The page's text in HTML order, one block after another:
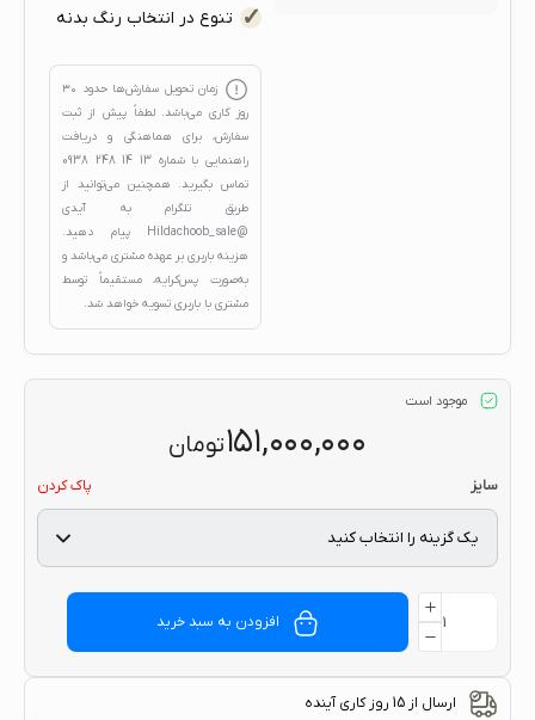
تنوع در انتخاب رنگ بدنه
زمان تحویل سفارش‌ها حدود ۳۰
روز کاریمی‌باشد. لطفاً پیش از ثبت
سفارش، برای هماهنگی و دریافت
راهنمایی با شماره 13 14 248 0938
تماس بگیرید. همچنین می‌توانید از
طریق تلگرام به آیدی
@Hildachoob_sale
پیام دهید.
هزینه باربری بر عهده مشتری می‌باشد و
به‌صورت پس‌کرایه، مستقیماً توسط
مشتری با باربری تسویه خواهد شد.
موجود است
۱۵۱,۰۰۰,۰۰۰تومان
سایز پاک کردن
افزودن به سبد خرید
ارسال از 15 روز کاری آینده